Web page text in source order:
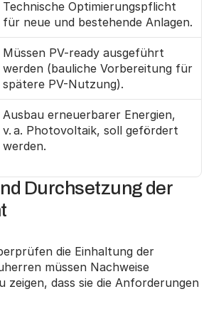
Technische Optimierungspflicht
für neue und bestehende Anlagen.
Müssen PV-ready ausgeführt
werden (bauliche Vorbereitung für
spätere PV-Nutzung).
Ausbau erneuerbarer Energien,
v. a. Photovoltaik, soll gefördert
werden.
Durchsetzung der
die Einhaltung der
müssen Nachweise
zeigen, dass sie die Anforderungen